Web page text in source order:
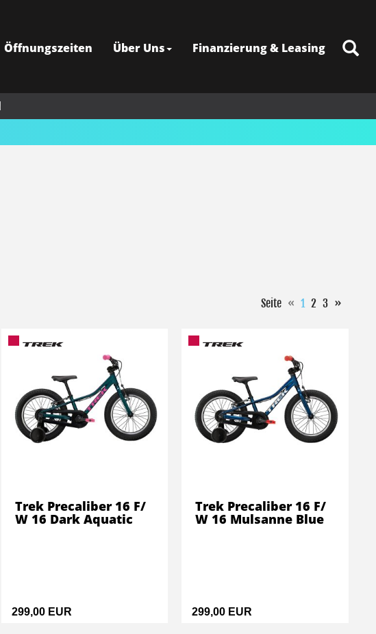
Öffnungszeiten Über Uns Finanzierung & Leasing
Seite « 1 2 3 »
299,00 EUR
Trek Precaliber 16 F/
W 16 Dark Aquatic
299,00 EUR
Trek Precaliber 16 F/
W 16 Mulsanne Blue